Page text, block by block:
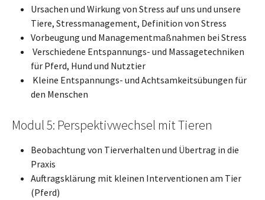
Ursachen und Wirkung von Stress auf uns und unsere
Tiere, Stressmanagement, Definition von Stress
Vorbeugung und Managementmaßnahmen bei Stress
Verschiedene Entspannungs- und Massagetechniken
für Pferd, Hund und Nutztier
Kleine Entspannungs- und Achtsamkeitsübungen für
den Menschen
Modul 5: Perspektivwechsel mit Tieren
Beobachtung von Tierverhalten und Übertrag in die
Praxis
Auftragsklärung mit kleinen Interventionen am Tier
(Pferd)